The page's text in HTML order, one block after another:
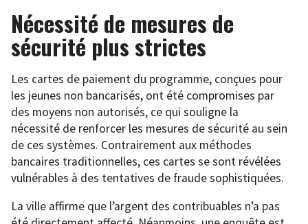
Nécessité de mesures de
sécurité plus strictes
Les cartes de paiement du programme, conçues pour
les jeunes non bancarisés, ont été compromises par
des moyens non autorisés, ce qui souligne la
nécessité de renforcer les mesures de sécurité au sein
de ces systèmes. Contrairement aux méthodes
bancaires traditionnelles, ces cartes se sont révélées
vulnérables à des tentatives de fraude sophistiquées.
La ville affirme que l’argent des contribuables n’a pas